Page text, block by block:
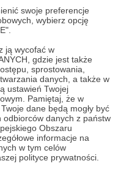
swoje preferencje
wybierz opcję
ją wycofać w
gdzie jest także
sprostowania,
danych, a także w
ustawień Twojej
Pamiętaj, że w
dane będą mogły być
danych z państw
Obszaru
informacje na
w tym celów
polityce prywatności.
to już 64!
zaproszenie
Limit: 8